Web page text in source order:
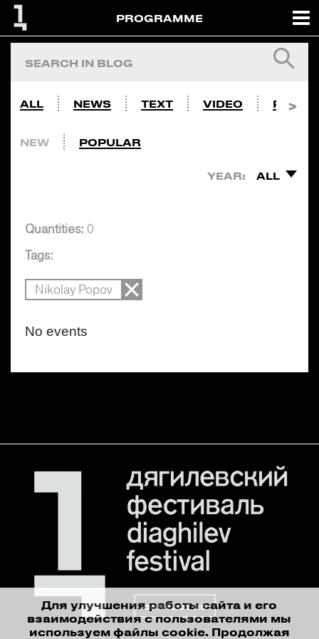
PROGRAMME
ALL NEWS TEXT VIDEO PHOTO
NEW POPULAR
YEAR: ALL
Quantities: 0
Tags:
Nikolay Popov
No events
contact us
Для улучшения работы сайта и его
взаимодействия с пользователями мы
используем файлы cookie. Продолжая